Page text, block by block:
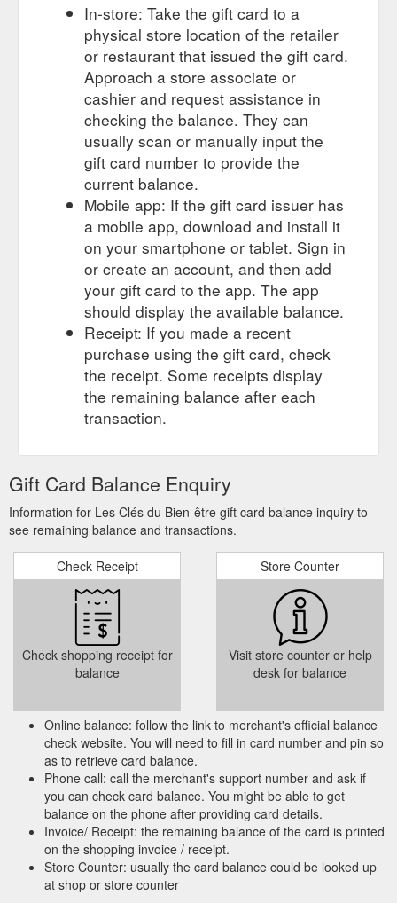
fondamental & douceur Pilates Post-Thérapie Coaching &
Sport Santé Sport sur ordonnance. Toutes les activités.
Adhésion pour 2020-2021. Merci de m’envoyer votre dossier
complet, certificat médical et ...https://lesclesdubien-etre.fr/
Panier | Les Clés du Bien-être
Retour à la boutique. Cours
Pilates. Le Sport & ma Santé. Coaching Sport & Loisir. Carte
Cadeau Bien être Villé.https://lesclesdubien-etre.fr/panier/
Professionnels - Les Clés du Bien-être
Carte Cadeau; Cours &
Prestations. Cours Pilates; Pratique Sport Santé ; Coaching
Sportif & Loisir; Planning; Cours Pilates Vidéo; Professionnels;
Contact; Suivre; Le Bien-Etre en Entreprise. Le Amma Assis.
Dans votre Entreprise Déplacement à partir de 6 personnes
inscrites Séance de 15 à 20 min = 20€ Quelques informations
sur cette méthode douce parmi d’autres : Le Amma Assis : Cal
https://lesclesdubien-etre.fr/professionnels/
Contact - Les Clés du Bien-être
Carte Cadeau; Cours &
Prestations. Cours Pilates; Pratique Sport Santé ; Coaching
Sportif & Loisir; Planning; Cours Pilates Vidéo; Professionnels;
Contact; Suivre; Des questions ? Vous souhaitez prendre
rendez-vous pour un cours ou un coaching ? Participer à un
cours ? ou tout simplement en apprendre plus sur le Sport
Vidéos - Les Clés du Bien-être
Prestations. Cours Pilates; Pratique Sport Santé ; Coaching
Sportif & Loisir; Planning; Cours Pilates Vidéo; Professionnels;
Contact; Suivre; Les Cours en Vidéo. En attendant le retour
des cours, je vous propose quelques mouvements pour
garder la forme ! Planning des cours collectifs. Voir le
planning. Cours Pilates; Le Sport & ma Santé; Coaching Sport
& Loisir; Cartehttps://lesclesdubien-etre.fr/videos/
Planning | Les Clés du Bien-être
Venez nous rejoindre. Contact ·
Cours Pilates · Le Sport & ma Santé · Coaching Sport & Loisir
etre.fr/planning/
Le Sport & ma Santé - Les Clés du Bien-être
Carte Cadeau;
Cours & Prestations. Cours Pilates; Pratique Sport Santé ;
Coaching Sportif & Loisir; Planning; Cours Pilates Vidéo;
Professionnels; Contact; Suivre; Le Sport & ma Santé. Je
m''inscris. Améliorer sa Santé grâce à l’activité physique .
Bilan de forme physique et choix de l’activité physique
adaptée. Encourager et Accompagner dans la démarche
d’une reprise durable ...https://lesclesdubien-etre.fr/le-sport-
ma-sante/
In-store: Take the gift card to a
physical store location of the retailer
or restaurant that issued the gift card.
Approach a store associate or
cashier and request assistance in
checking the balance. They can
usually scan or manually input the
gift card number to provide the
current balance.
Mobile app: If the gift card issuer has
a mobile app, download and install it
on your smartphone or tablet. Sign in
or create an account, and then add
your gift card to the app. The app
should display the available balance.
Receipt: If you made a recent
purchase using the gift card, check
the receipt. Some receipts display
the remaining balance after each
transaction.
Gift Card Balance Enquiry
Information for Les Clés du Bien-être gift card balance inquiry to
see remaining balance and transactions.
Check Receipt
Check shopping receipt for
balance
Store Counter
Visit store counter or help
desk for balance
Online balance: follow the link to merchant's official balance
check website. You will need to fill in card number and pin so
as to retrieve card balance.
Phone call: call the merchant's support number and ask if
you can check card balance. You might be able to get
balance on the phone after providing card details.
Invoice/ Receipt: the remaining balance of the card is printed
on the shopping invoice / receipt.
Store Counter: usually the card balance could be looked up
at shop or store counter